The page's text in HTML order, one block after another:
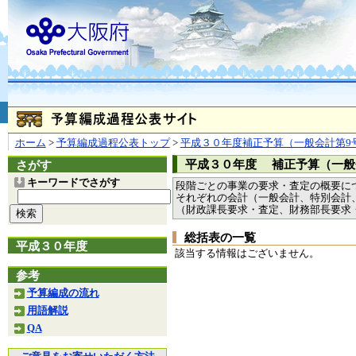
ホーム > 予算編成過程公表トップ> 平成３０年度補正予算（一般会計第9
さがす
キーワードでさがす
平成３０年度
参考
予算編成の流れ
用語解説
QA
平成３０年度 補正予算（一
段階ごとの事業の要求・査定の概要に
それぞれの会計（一般会計、特別会
（財政課長要求・査定、財務部長要
総括表の一覧
該当する情報はございません。
お問合せ
大阪府
（法人番号 4000020270008）
本庁 〒540-8570
大阪市
〒559-8555